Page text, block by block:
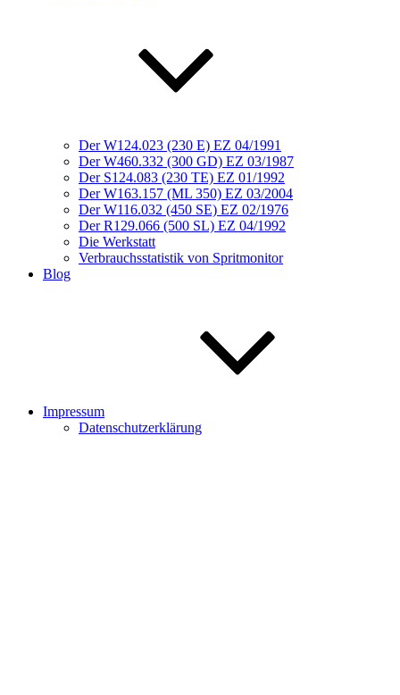
Der W124.023 (230 E) EZ 04/1991
Der W460.332 (300 GD) EZ 03/1987
Der S124.083 (230 TE) EZ 01/1992
Der W163.157 (ML 350) EZ 03/2004
Der W116.032 (450 SE) EZ 02/1976
Der R129.066 (500 SL) EZ 04/1992
Die Werkstatt
Verbrauchsstatistik von Spritmonitor
Blog
Impressum
Datenschutzerklärung